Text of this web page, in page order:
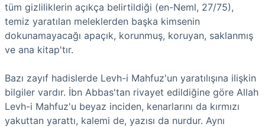
tüm gizliliklerin açıkça belirtildiği (en-Neml, 27/75),
temiz yaratılan meleklerden başka kimsenin
dokunamayacağı apaçık, korunmuş, koruyan, saklanmış
ve ana kitap'tır.
Bazı zayıf hadislerde Levh-i Mahfuz'un yaratılışına ilişkin
bilgiler vardır. İbn Abbas'tan rivayet edildiğine göre Allah
Levh-i Mahfuz'u beyaz inciden, kenarlarını da kırmızı
yakuttan yarattı, kalemi de, yazısı da nurdur. Aynı